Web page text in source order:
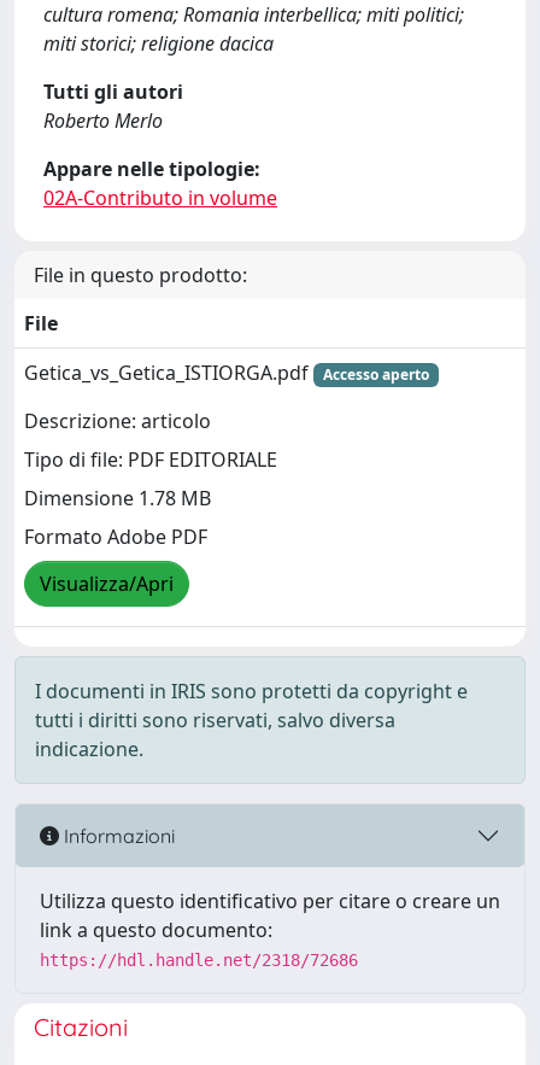
cultura romena; Romania interbellica; miti politici;
miti storici; religione dacica
Tutti gli autori
Roberto Merlo
Appare nelle tipologie:
02A-Contributo in volume
File in questo prodotto:
File
Getica_vs_Getica_ISTIORGA.pdf
Accesso aperto
Descrizione: articolo
Tipo di file: PDF EDITORIALE
Dimensione 1.78 MB
Formato Adobe PDF
Visualizza/Apri
I documenti in IRIS sono protetti da copyright e
tutti i diritti sono riservati, salvo diversa
indicazione.
Informazioni
Utilizza questo identificativo per citare o creare un
link a questo documento:
https://hdl.handle.net/2318/72686
Citazioni